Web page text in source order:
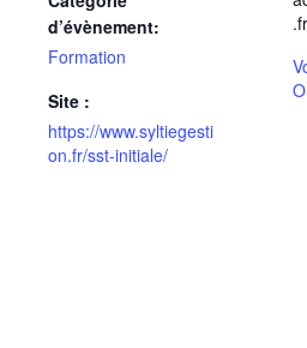
d’évènement:
Formation
Site :
https://www.syltiegesti
on.fr/sst-initiale/
.fr